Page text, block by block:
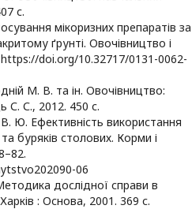
с.
мікоризних препаратів за
ґрунті. Овочівництво і
doi.org/10.32717/0131-0062-
М. В. та ін. Овочівництво:
С. С., 2012. 450 с.
Ю. Ефективність використання
буряків столових. Корми і
06
дослідної справи в
: Основа, 2001. 369 с.